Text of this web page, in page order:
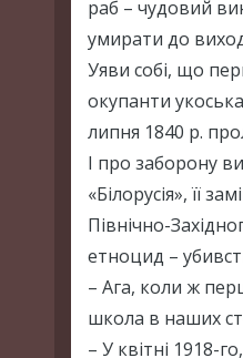
раб – чудовий
умирати до
Уяви собі, що
окупанти
липня 1840 р.
І про заборону
«Білорусія», її
Північно-
етноцид –
– Ага, коли ж
школа в наших
– У квітні 1918-